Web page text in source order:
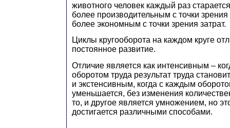
животного человек каждый раз
более производительным с точки зрения
более экономным с точки зрения затрат.
Циклы кругооборота на каждом круге
постоянное развитие.
Отличие является как интенсивным –
оборотом труда результат труда
и экстенсивным, когда с каждым
уменьшается, без изменения
то, и другое является умножением, но
достигается различными способами.